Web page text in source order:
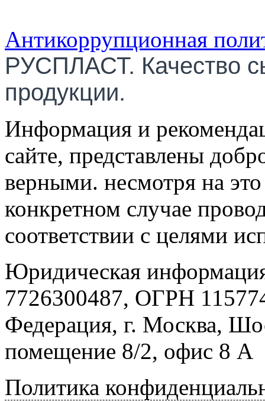
Антикоррупционная
РУСПЛАСТ. Качество
продукции.
Информация и
сайте, представлены
верными. несмотря на
конкретном случае
соответствии с целями
Юридическая
7726300487, ОГРН
Федерация, г. Москва,
помещение 8/2, офис 8 А
Политика